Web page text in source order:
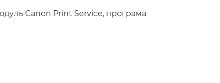
Canon Print Service, програма